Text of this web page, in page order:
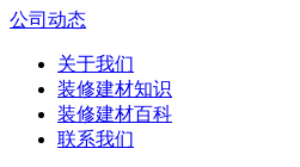
公司动态
关于我们
装修建材知识
装修建材百科
联系我们